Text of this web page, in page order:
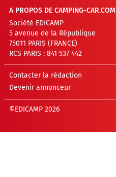
A PROPOS DE CAMPING-CAR.COM
Société EDICAMP
5 avenue de la République
75011 PARIS (FRANCE)
RCS PARIS : 841 537 442
Contacter la rédaction
Devenir annonceur
©EDICAMP 2026